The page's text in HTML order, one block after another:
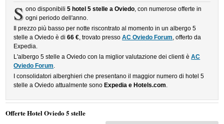
S ono disponibili 5 hotel 5 stelle a Oviedo, con numerose offerte in
ogni periodo dell'anno.
Il prezzo più basso per notte riscontrato al momento in un albergo 5
stelle a Oviedo è di66 €, trovato pressoAC Oviedo Forum, offerto da
Expedia.
L'albergo 5 stelle a Oviedo con la miglior valutazione dei clienti èAC
Oviedo Forum.
I consolidatori alberghieri che presentano il maggior numero di hotel 5
stelle a Oviedo attualmente sono Expedia e Hotels.com.
Offerte Hotel Oviedo 5 stelle